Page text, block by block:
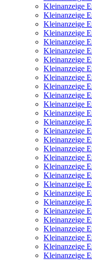
Kleinanzeige
Kleinanzeige
Kleinanzeige
Kleinanzeige
Kleinanzeige
Kleinanzeige
Kleinanzeige
Kleinanzeige
Kleinanzeige
Kleinanzeige
Kleinanzeige
Kleinanzeige
Kleinanzeige
Kleinanzeige
Kleinanzeige
Kleinanzeige
Kleinanzeige
Kleinanzeige
Kleinanzeige
Kleinanzeige
Kleinanzeige
Kleinanzeige
Kleinanzeige
Kleinanzeige
Kleinanzeige
Kleinanzeige
Kleinanzeige
Kleinanzeige
Kleinanzeige